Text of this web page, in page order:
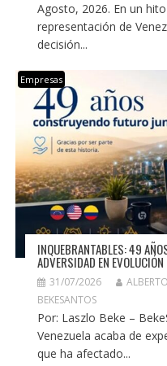
Agosto, 2026. En un
representación de
decisión...
Empresas
INQUEBRANTABLES: 49
ADVERSIDAD EN EVOLUCIÓN
31/07/2026
BEKESANTOS
Por: Laszlo Beke –
Venezuela acaba de
que ha afectado...